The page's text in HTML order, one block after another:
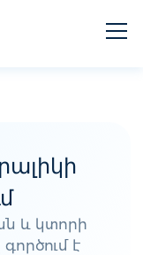
և կտորի
է